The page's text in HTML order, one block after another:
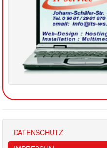
DATENSCHUTZ